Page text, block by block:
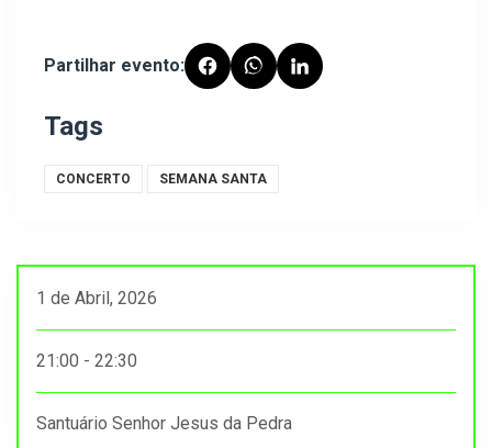
Partilhar evento:
Tags
CONCERTO SEMANA SANTA
1 de Abril, 2026
21:00 - 22:30
Santuário Senhor Jesus da Pedra